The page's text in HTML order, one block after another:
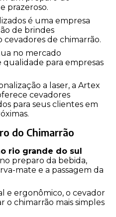
prazeroso.
é uma empresa
de brindes
cevadores de chimarrão.
no mercado
para empresas
a laser, a Artex
cevadores
para seus clientes em
do Chimarrão
rio grande do sul
preparo da bebida,
mate e a passagem da
e ergonômico, o cevador
o chimarrão mais simples